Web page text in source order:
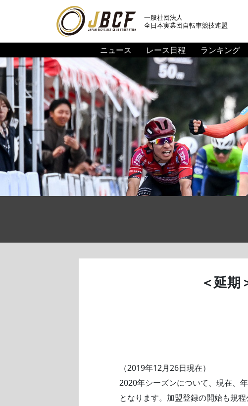
一般社団法人
全日本実業団自転車競技連盟
ニュース レース日程 ランキング
＜延期
（2019年12月26日現在）
2020年シーズンについて、現在、
となります。加盟登録の開始も規